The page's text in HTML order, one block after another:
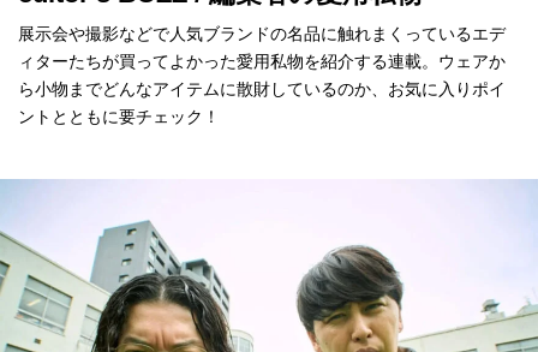
展示会や撮影などで人気ブランドの名品に触れまくっているエデ
ィターたちが買ってよかった愛用私物を紹介する連載。ウェアか
ら小物までどんなアイテムに散財しているのか、お気に入りポイ
ントとともに要チェック！